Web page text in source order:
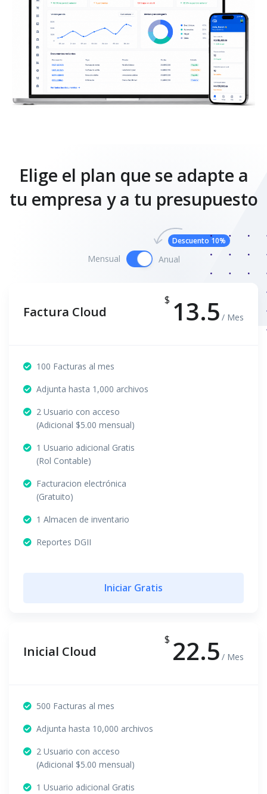
Elige el plan que se adapte a
tu empresa y a tu presupuesto
Mensual Anual
Descuento 10%
Factura Cloud
$ 13.5 / Mes
100 Facturas al mes
Adjunta hasta 1,000 archivos
2 Usuario con acceso
(Adicional $5.00 mensual)
1 Usuario adicional Gratis
(Rol Contable)
Facturacion electrónica
(Gratuito)
1 Almacen de inventario
Reportes DGII
Iniciar Gratis
Inicial Cloud
$ 22.5 / Mes
500 Facturas al mes
Adjunta hasta 10,000 archivos
2 Usuario con acceso
(Adicional $5.00 mensual)
1 Usuario adicional Gratis